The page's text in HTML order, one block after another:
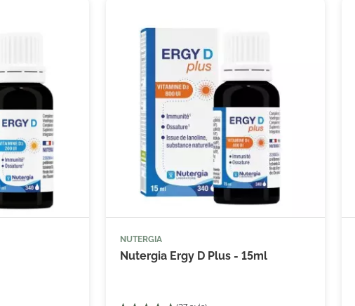
NUTERGIA
Nutergia Ergy D Plus - 15ml